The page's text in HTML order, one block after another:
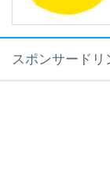
スポンサードリ